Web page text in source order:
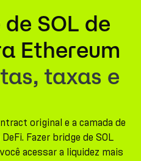
SOL de
Ethereum
taxas e
original e a camada de
Fazer bridge de SOL
acessar a liquidez mais